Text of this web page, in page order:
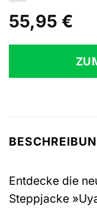
55,95 €
Entdecke die
Steppjacke